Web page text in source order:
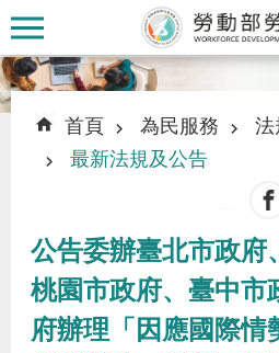
跳到主要內容區塊
認
識
本
署
:::
::: 首頁 為民服務
法
最新法規及公告
公告委辦臺北市政府
桃園市政府、臺中市
府辦理「因應國際情